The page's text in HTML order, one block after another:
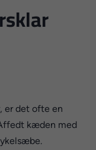
er det ofte en
kæden med